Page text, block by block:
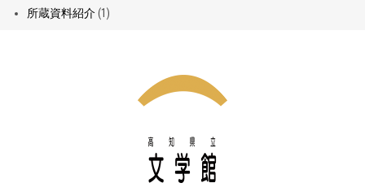
所蔵資料紹介(1)